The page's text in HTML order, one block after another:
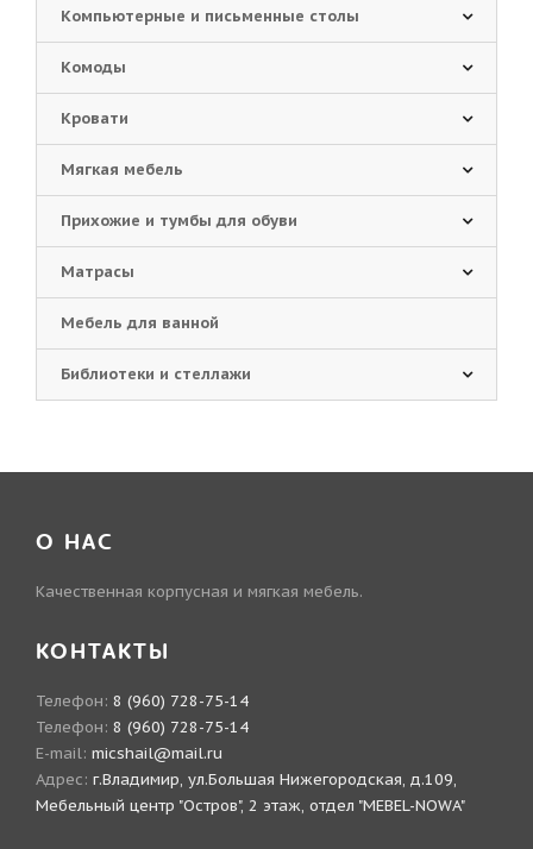
Компьютерные и письменные столы
Комоды
Кровати
Мягкая мебель
Прихожие и тумбы для обуви
Матрасы
Мебель для ванной
Библиотеки и стеллажи
О НАС
Качественная корпусная и мягкая мебель.
КОНТАКТЫ
Телефон: 8 (960) 728-75-14
Телефон: 8 (960) 728-75-14
E-mail: micshail@mail.ru
Адрес: г.Владимир, ул.Большая Нижегородская, д.109,
Мебельный центр "Остров", 2 этаж, отдел "MEBEL-NOWA"